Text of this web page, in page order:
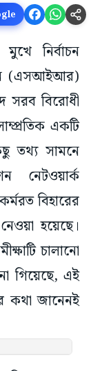
মুখে নির্বাচন
(এসআইআর)
সরব বিরোধী
একটি
তথ্য সামনে
নেটওয়ার্ক
বিহারের
হয়েছে।
চালানো
গিয়েছে, এই
কথা জানেনই